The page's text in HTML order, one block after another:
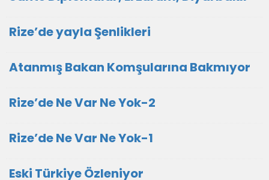
Rize’de yayla Şenlikleri
Atanmış Bakan Komşularına Bakmıyor
Rize’de Ne Var Ne Yok-2
Rize’de Ne Var Ne Yok-1
Eski Türkiye Özleniyor